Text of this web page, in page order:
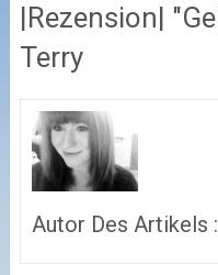
|Rezension|
Terry
Autor Des Artikels :